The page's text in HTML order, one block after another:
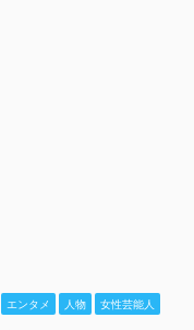
エンタメ 人物 女性芸能人